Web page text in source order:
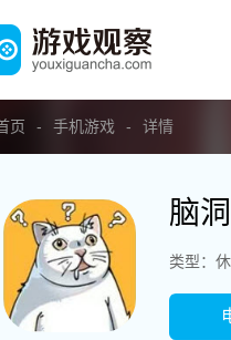
页 手机游戏 详情
脑
类型：